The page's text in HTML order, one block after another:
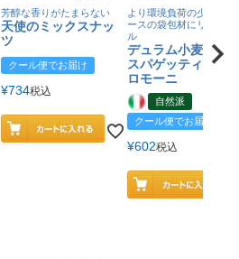
芳醇な香りがたまらない
天使のミックスナッ
ツ
クール便でお届け
¥734税込
より環境負荷の少ない紙
ースの袋包材にリニュー
ル
デュラム小麦 有
スパゲッティ／ジ
ロモーニ
自然派
クール便でお届け
¥602税込